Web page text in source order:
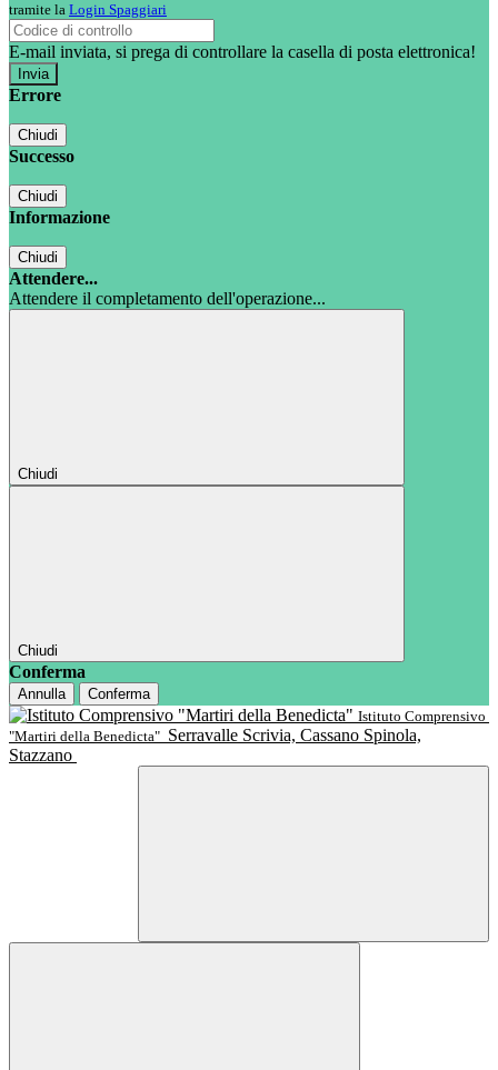
tramite la Login Spaggiari
E-mail inviata, si prega di controllare la casella di posta elettronica!
Errore
Chiudi
Successo
Chiudi
Informazione
Chiudi
Attendere...
Attendere il completamento dell'operazione...
Chiudi
Chiudi
Conferma
Annulla
Conferma
Istituto Comprensivo
"Martiri della Benedicta" Serravalle Scrivia, Cassano Spinola,
Stazzano